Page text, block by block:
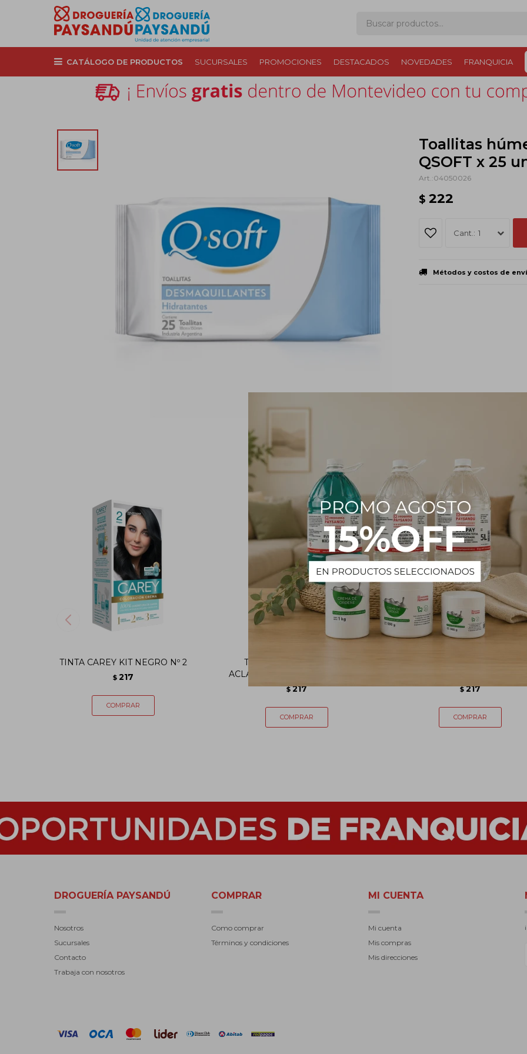
CATÁLOGO DE PRODUCTOS SUCURSALES PROMOCIONES DESTACADOS NOVEDADES FRANQUICIA
Toallitas
QSOFT x 25
04050026
$ 222
1
Métodos y costos de
PRODUCTOS QUE TE PUEDEN INTERESAR
TINTA CAREY KIT NEGRO Nº 2
$ 217
TINTA CAREY KIT SUPER
ACLARANTE CENIZA INT Nº 1211
$ 217 $ 217
DROGUERÍA PAYSANDÚ
Nosotros
Sucursales
Contacto
Trabaja con nosotros
COMPRAR
Como comprar
Términos y condiciones
MI CUENTA
Mi cuenta
Mis compras
Mis direcciones